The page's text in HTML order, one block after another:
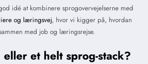
idé at kombinere sprogovervejelserne med
og læringsvej, hvor vi kigger på, hvordan
med job og læringsrejse.
et helt sprog-stack?